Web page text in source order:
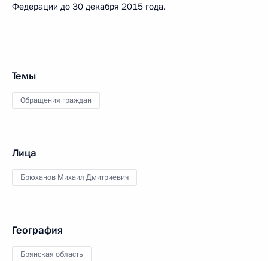
Федерации до 30 декабря 2015 года.
Темы
Обращения граждан
Лица
Брюханов Михаил Дмитриевич
География
Брянская область